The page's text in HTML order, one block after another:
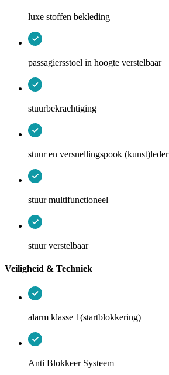
luxe stoffen bekleding
passagiersstoel in hoogte verstelbaar
stuurbekrachtiging
stuur en versnellingspook (kunst)leder
stuur multifunctioneel
stuur verstelbaar
Veiligheid & Techniek
alarm klasse 1(startblokkering)
Anti Blokkeer Systeem